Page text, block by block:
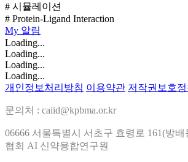
# 시뮬레이션
# Protein-Ligand Interaction
My 알림
Loading...
Loading...
Loading...
Loading...
개인정보처리방침 이용약관 저작권보호정
문의처 : caiid@kpbma.or.kr
06666 서울특별시 서초구 효령로 161(방
협회 AI 신약융합연구원